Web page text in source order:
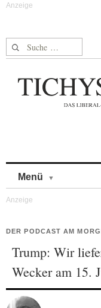
Suche nach:
Menü
DER PODCAST AM
Trump: Wir
Wecker am 15.